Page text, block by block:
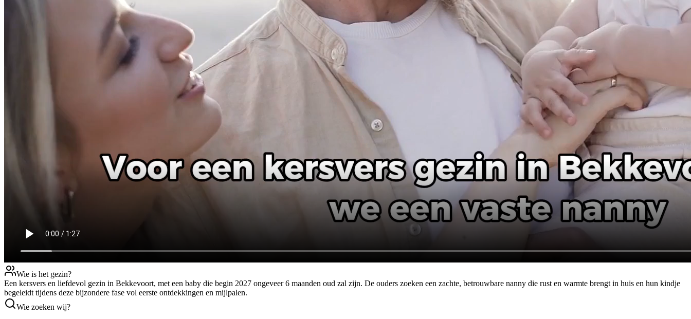
Wie is het gezin?
Een kersvers en liefdevol gezin in Bekkevoort, met een baby die begin 2027 ongeveer 6 maanden oud zal zijn. De ouders zoeken een zachte, betrouwbare nanny die rust en warmte brengt in huis en hun kindje
begeleidt tijdens deze bijzondere fase vol eerste ontdekkingen en mijlpalen.
Wie zoeken wij?